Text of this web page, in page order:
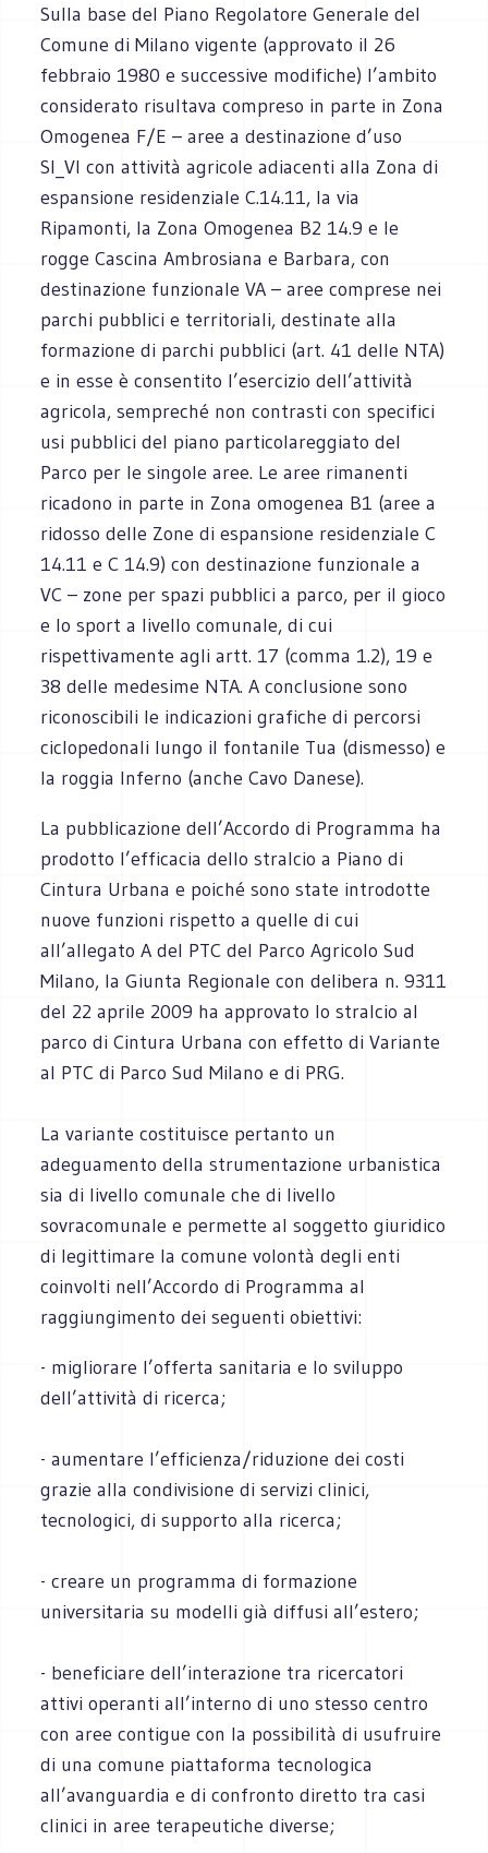
Sulla base del Piano Regolatore Generale del
Comune di Milano vigente (approvato il 26
febbraio 1980 e successive modifiche) l’ambito
considerato risultava compreso in parte in Zona
Omogenea F/E – aree a destinazione d’uso
SI_VI con attività agricole adiacenti alla Zona di
espansione residenziale C.14.11, la via
Ripamonti, la Zona Omogenea B2 14.9 e le
rogge Cascina Ambrosiana e Barbara, con
destinazione funzionale VA – aree comprese nei
parchi pubblici e territoriali, destinate alla
formazione di parchi pubblici (art. 41 delle NTA)
e in esse è consentito l’esercizio dell’attività
agricola, sempreché non contrasti con specifici
usi pubblici del piano particolareggiato del
Parco per le singole aree. Le aree rimanenti
ricadono in parte in Zona omogenea B1 (aree a
ridosso delle Zone di espansione residenziale C
14.11 e C 14.9) con destinazione funzionale a
VC – zone per spazi pubblici a parco, per il gioco
e lo sport a livello comunale, di cui
rispettivamente agli artt. 17 (comma 1.2), 19 e
38 delle medesime NTA. A conclusione sono
riconoscibili le indicazioni grafiche di percorsi
ciclopedonali lungo il fontanile Tua (dismesso) e
la roggia Inferno (anche Cavo Danese).
La pubblicazione dell’Accordo di Programma ha
prodotto l’efficacia dello stralcio a Piano di
Cintura Urbana e poiché sono state introdotte
nuove funzioni rispetto a quelle di cui
all’allegato A del PTC del Parco Agricolo Sud
Milano, la Giunta Regionale con delibera n. 9311
del 22 aprile 2009 ha approvato lo stralcio al
parco di Cintura Urbana con effetto di Variante
al PTC di Parco Sud Milano e di PRG.
La variante costituisce pertanto un
adeguamento della strumentazione urbanistica
sia di livello comunale che di livello
sovracomunale e permette al soggetto giuridico
di legittimare la comune volontà degli enti
coinvolti nell’Accordo di Programma al
raggiungimento dei seguenti obiettivi:
- migliorare l’offerta sanitaria e lo sviluppo
dell’attività di ricerca;
- aumentare l’efficienza/riduzione dei costi
grazie alla condivisione di servizi clinici,
tecnologici, di supporto alla ricerca;
- creare un programma di formazione
universitaria su modelli già diffusi all’estero;
- beneficiare dell’interazione tra ricercatori
attivi operanti all’interno di uno stesso centro
con aree contigue con la possibilità di usufruire
di una comune piattaforma tecnologica
all’avanguardia e di confronto diretto tra casi
clinici in aree terapeutiche diverse;